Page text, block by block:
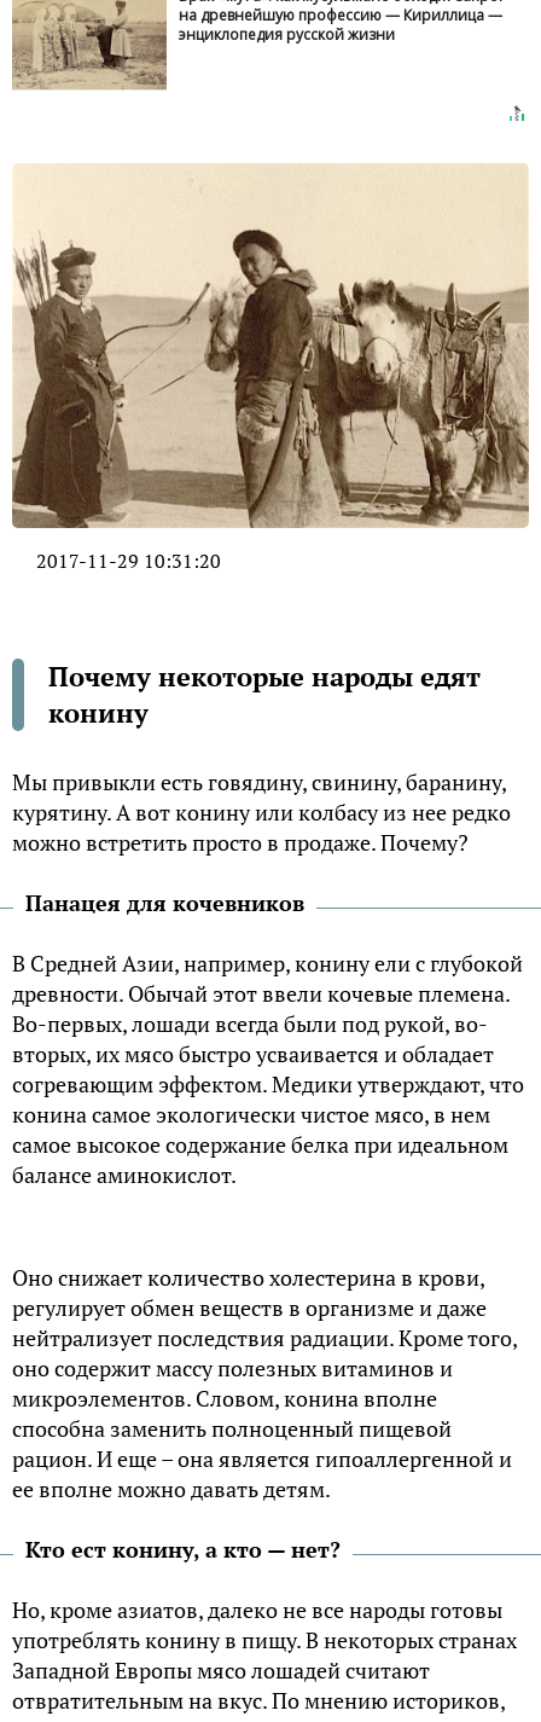
на древнейшую профессию — Кириллица —
энциклопедия русской жизни
2017-11-29 10:31:20
Почему некоторые народы едят
конину
Мы привыкли есть говядину, свинину, баранину,
курятину. А вот конину или колбасу из нее редко
можно встретить просто в продаже. Почему?
Панацея для кочевников
В Средней Азии, например, конину ели с глубокой
древности. Обычай этот ввели кочевые племена.
Во-первых, лошади всегда были под рукой, во-
вторых, их мясо быстро усваивается и обладает
согревающим эффектом. Медики утверждают, что
конина самое экологически чистое мясо, в нем
самое высокое содержание белка при идеальном
балансе аминокислот.
Оно снижает количество холестерина в крови,
регулирует обмен веществ в организме и даже
нейтрализует последствия радиации. Кроме того,
оно содержит массу полезных витаминов и
микроэлементов. Словом, конина вполне
способна заменить полноценный пищевой
рацион. И еще – она является гипоаллергенной и
ее вполне можно давать детям.
Кто ест конину, а кто — нет?
Но, кроме азиатов, далеко не все народы готовы
употреблять конину в пищу. В некоторых странах
Западной Европы мясо лошадей считают
отвратительным на вкус. По мнению историков,